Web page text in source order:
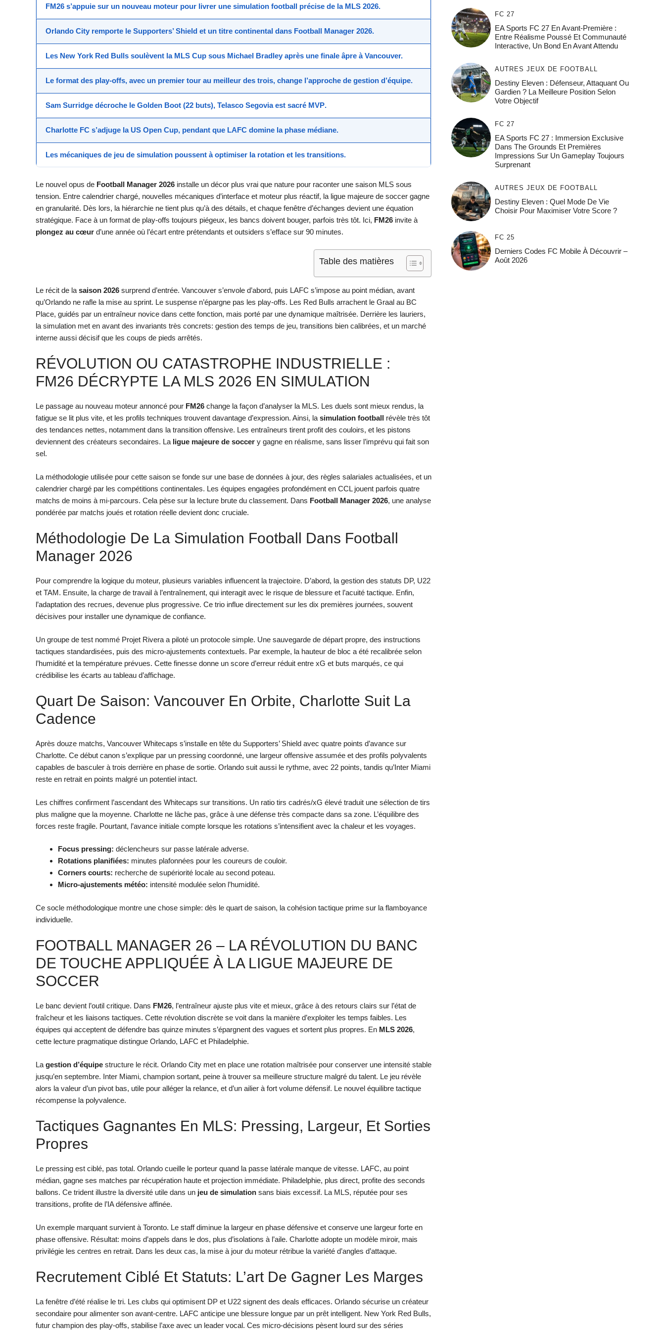
FM26 s’appuie sur un nouveau moteur pour livrer une simulation football précise de la MLS 2026.
Orlando City remporte le Supporters’ Shield et un titre continental dans Football Manager 2026.
Les New York Red Bulls soulèvent la MLS Cup sous Michael Bradley après une finale âpre à Vancouver.
Le format des play-offs, avec un premier tour au meilleur des trois, change l’approche de gestion d’équipe.
Sam Surridge décroche le Golden Boot (22 buts), Telasco Segovia est sacré MVP.
Charlotte FC s’adjuge la US Open Cup, pendant que LAFC domine la phase médiane.
Les mécaniques de jeu de simulation poussent à optimiser la rotation et les transitions.
Le nouvel opus de Football Manager 2026 installe un décor plus vrai que nature pour raconter une saison MLS sous
tension. Entre calendrier chargé, nouvelles mécaniques d’interface et moteur plus réactif, la ligue majeure de soccer gagne
en granularité. Dès lors, la hiérarchie ne tient plus qu’à des détails, et chaque fenêtre d’échanges devient une équation
stratégique. Face à un format de play-offs toujours piégeux, les bancs doivent bouger, parfois très tôt. Ici, FM26 invite à
plongez au cœur d’une année où l’écart entre prétendants et outsiders s’efface sur 90 minutes.
Table des matières
Le récit de la saison 2026 surprend d’entrée. Vancouver s’envole d’abord, puis LAFC s’impose au point médian, avant
qu’Orlando ne rafle la mise au sprint. Le suspense n’épargne pas les play-offs. Les Red Bulls arrachent le Graal au BC
Place, guidés par un entraîneur novice dans cette fonction, mais porté par une dynamique maîtrisée. Derrière les lauriers,
la simulation met en avant des invariants très concrets: gestion des temps de jeu, transitions bien calibrées, et un marché
interne aussi décisif que les coups de pieds arrêtés.
RÉVOLUTION OU CATASTROPHE INDUSTRIELLE :
FM26 DÉCRYPTE LA MLS 2026 EN SIMULATION
Le passage au nouveau moteur annoncé pour FM26 change la façon d’analyser la MLS. Les duels sont mieux rendus, la
fatigue se lit plus vite, et les profils techniques trouvent davantage d’expression. Ainsi, la simulation football révèle très tôt
des tendances nettes, notamment dans la transition offensive. Les entraîneurs tirent profit des couloirs, et les pistons
deviennent des créateurs secondaires. La ligue majeure de soccer y gagne en réalisme, sans lisser l’imprévu qui fait son
sel.
La méthodologie utilisée pour cette saison se fonde sur une base de données à jour, des règles salariales actualisées, et un
calendrier chargé par les compétitions continentales. Les équipes engagées profondément en CCL jouent parfois quatre
matchs de moins à mi-parcours. Cela pèse sur la lecture brute du classement. Dans Football Manager 2026, une analyse
pondérée par matchs joués et rotation réelle devient donc cruciale.
Méthodologie De La Simulation Football Dans Football
Manager 2026
Pour comprendre la logique du moteur, plusieurs variables influencent la trajectoire. D’abord, la gestion des statuts DP, U22
et TAM. Ensuite, la charge de travail à l’entraînement, qui interagit avec le risque de blessure et l’acuité tactique. Enfin,
l’adaptation des recrues, devenue plus progressive. Ce trio influe directement sur les dix premières journées, souvent
décisives pour installer une dynamique de confiance.
Un groupe de test nommé Projet Rivera a piloté un protocole simple. Une sauvegarde de départ propre, des instructions
tactiques standardisées, puis des micro-ajustements contextuels. Par exemple, la hauteur de bloc a été recalibrée selon
l’humidité et la température prévues. Cette finesse donne un score d’erreur réduit entre xG et buts marqués, ce qui
crédibilise les écarts au tableau d’affichage.
Quart De Saison: Vancouver En Orbite, Charlotte Suit La
Cadence
Après douze matchs, Vancouver Whitecaps s’installe en tête du Supporters’ Shield avec quatre points d’avance sur
Charlotte. Ce début canon s’explique par un pressing coordonné, une largeur offensive assumée et des profils polyvalents
capables de basculer à trois derrière en phase de sortie. Orlando suit aussi le rythme, avec 22 points, tandis qu’Inter Miami
reste en retrait en points malgré un potentiel intact.
Les chiffres confirment l’ascendant des Whitecaps sur transitions. Un ratio tirs cadrés/xG élevé traduit une sélection de tirs
plus maligne que la moyenne. Charlotte ne lâche pas, grâce à une défense très compacte dans sa zone. L’équilibre des
forces reste fragile. Pourtant, l’avance initiale compte lorsque les rotations s’intensifient avec la chaleur et les voyages.
Focus pressing: déclencheurs sur passe latérale adverse.
Rotations planifiées: minutes plafonnées pour les coureurs de couloir.
Corners courts: recherche de supériorité locale au second poteau.
Micro-ajustements météo: intensité modulée selon l’humidité.
Ce socle méthodologique montre une chose simple: dès le quart de saison, la cohésion tactique prime sur la flamboyance
individuelle.
FOOTBALL MANAGER 26 – LA RÉVOLUTION DU BANC
DE TOUCHE APPLIQUÉE À LA LIGUE MAJEURE DE
SOCCER
Le banc devient l’outil critique. Dans FM26, l’entraîneur ajuste plus vite et mieux, grâce à des retours clairs sur l’état de
fraîcheur et les liaisons tactiques. Cette révolution discrète se voit dans la manière d’exploiter les temps faibles. Les
équipes qui acceptent de défendre bas quinze minutes s’épargnent des vagues et sortent plus propres. En MLS 2026,
cette lecture pragmatique distingue Orlando, LAFC et Philadelphie.
La gestion d’équipe structure le récit. Orlando City met en place une rotation maîtrisée pour conserver une intensité stable
jusqu’en septembre. Inter Miami, champion sortant, peine à trouver sa meilleure structure malgré du talent. Le jeu révèle
alors la valeur d’un pivot bas, utile pour alléger la relance, et d’un ailier à fort volume défensif. Le nouvel équilibre tactique
récompense la polyvalence.
Tactiques Gagnantes En MLS: Pressing, Largeur, Et Sorties
Propres
Le pressing est ciblé, pas total. Orlando cueille le porteur quand la passe latérale manque de vitesse. LAFC, au point
médian, gagne ses matches par récupération haute et projection immédiate. Philadelphie, plus direct, profite des seconds
ballons. Ce trident illustre la diversité utile dans un jeu de simulation sans biais excessif. La MLS, réputée pour ses
transitions, profite de l’IA défensive affinée.
Un exemple marquant survient à Toronto. Le staff diminue la largeur en phase défensive et conserve une largeur forte en
phase offensive. Résultat: moins d’appels dans le dos, plus d’isolations à l’aile. Charlotte adopte un modèle miroir, mais
privilégie les centres en retrait. Dans les deux cas, la mise à jour du moteur rétribue la variété d’angles d’attaque.
Recrutement Ciblé Et Statuts: L’art De Gagner Les Marges
La fenêtre d’été réalise le tri. Les clubs qui optimisent DP et U22 signent des deals efficaces. Orlando sécurise un créateur
secondaire pour alimenter son avant-centre. LAFC anticipe une blessure longue par un prêt intelligent. New York Red Bulls,
futur champion des play-offs, stabilise l’axe avec un leader vocal. Ces micro-décisions pèsent lourd sur des séries
FC 27
EA Sports FC 27 En Avant-Première :
Entre Réalisme Poussé Et Communauté
Interactive, Un Bond En Avant Attendu
AUTRES JEUX DE FOOTBALL
Destiny Eleven : Défenseur, Attaquant Ou
Gardien ? La Meilleure Position Selon
Votre Objectif
FC 27
EA Sports FC 27 : Immersion Exclusive
Dans The Grounds Et Premières
Impressions Sur Un Gameplay Toujours
Surprenant
AUTRES JEUX DE FOOTBALL
Destiny Eleven : Quel Mode De Vie
Choisir Pour Maximiser Votre Score ?
FC 25
Derniers Codes FC Mobile À Découvrir –
Août 2026